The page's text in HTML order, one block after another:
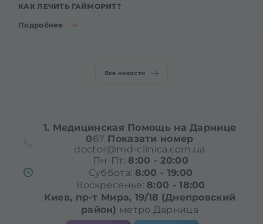
КАК ЛЕЧИТЬ ГАЙМОРИТ?
Подробнее
Все новости
1. Медицинская Помощь на Дарнице
06
Показати номер
doctor@md-clinica.com.ua
Пн-Пт: 8:00 - 20:00
Суббота: 8:00 - 19:00
Воскресенье: 8:00 - 18:00
Киев, пр-т Мира, 19/18 (Днепровский
район) метро Дарница